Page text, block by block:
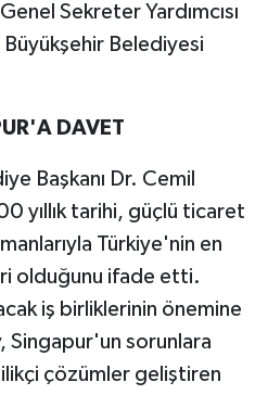
Sekreter Yardımcısı
Belediyesi
DAVET
Başkanı Dr. Cemil
yıllık tarihi, güçlü ticaret
Türkiye'nin en
olduğunu ifade etti.
iş birliklerinin önemine
Singapur'un sorunlara
çözümler geliştiren